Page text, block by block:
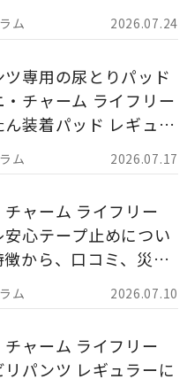
2026.07.24
の選び方を解説しま
2026.07.17
ツ専用の尿とりパッド
・チャーム ライフリー
ん装着パッド レギュラ
枚」について解説し
2026.07.10
チャーム ライフリー
安心テープ止めについ
徴から、口コミ、災害
しての活用法まで分か
く解説します。
チャーム ライフリー
リパンツ レギュラーに